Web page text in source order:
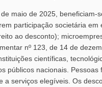
de maio de 2025,
participação societária
ao desconto);
nº 123, de 14 de
científicas,
públicos nacionais.
serviços elegíveis. Os